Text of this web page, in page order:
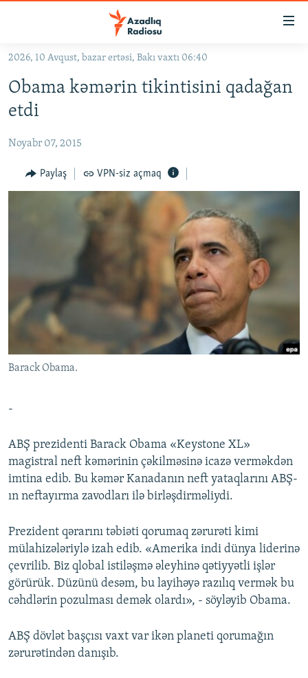
Əsas
qayıt
Əsas
qayıt
#ƏSLINDƏ
FƏRQƏ BAX
QANUNI DOĞRU
FOTOQALEREYA
İNFOQRAFIKA
KARIKATURA
OXU ZALI
AZƏRBAYCAN ƏDƏBIYYATI KITABXANASI
İSLAM VƏ DEMOKRATIYA
İZ - MƏDƏNIYYƏT PROQRAMI
HAQQIMIZDA
MISSIYAMIZ
PEŞƏ ETIKASI VƏ JURNALISTIKA STANDARTLARIMIZ
MATERIALLARIMIZDAN ISTIFADƏ
XƏBƏR BÜLLETENLƏRIMIZ
2026, 10 Avqust, bazar ertəsi, Bakı vaxtı 06:40
Obama kəmərin tikintisini qadağan
etdi
Noyabr 07, 2015
Paylaş VPN-siz açmaq
Barack Obama.
-
ABŞ prezidenti Barack Obama «Keystone XL»
magistral neft kəmərinin çəkilməsinə icazə verməkdən
imtina edib. Bu kəmər Kanadanın neft yataqlarını ABŞ-
ın neftayırma zavodları ilə birləşdirməliydi.
Prezident qərarını təbiəti qorumaq zərurəti kimi
mülahizələriylə izah edib. «Amerika indi dünya liderinə
çevrilib. Biz qlobal istiləşmə əleyhinə qətiyyətli işlər
görürük. Düzünü desəm, bu layihəyə razılıq vermək bu
cəhdlərin pozulması demək olardı», - söyləyib Obama.
ABŞ dövlət başçısı vaxt var ikən planeti qorumağın
zərurətindən danışıb.